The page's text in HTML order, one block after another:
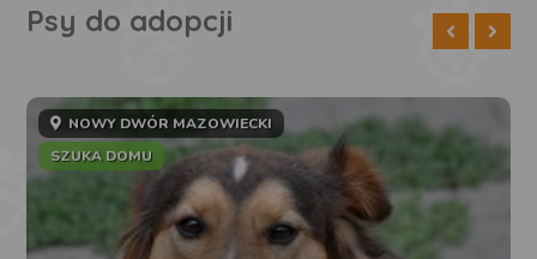
Psy do adopcji
NOWY DWÓR MAZOWIECKI
SZUKA DOMU